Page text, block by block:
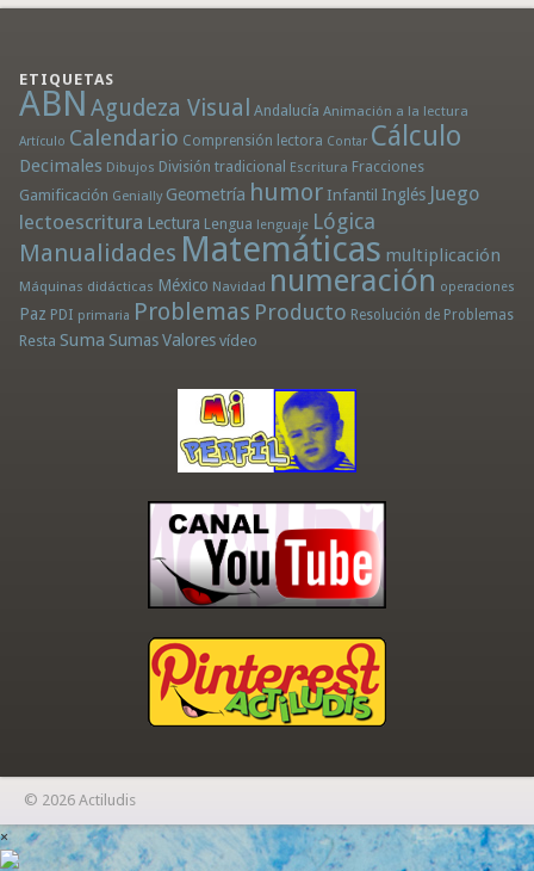
ETIQUETAS
ABN Agudeza Visual Andalucía Animación a la lectura
Artículo Calendario Comprensión lectora Contar Cálculo
Decimales Dibujos División tradicional Escritura Fracciones
Gamificación Genially Geometría humor Infantil Inglés Juego
lectoescritura Lectura Lengua lenguaje Lógica
Manualidades Matemáticas multiplicación
Máquinas didácticas México Navidad numeración operaciones
Paz PDI primaria Problemas Producto Resolución de Problemas
Resta Suma Sumas Valores vídeo
© 2026 Actiludis
×